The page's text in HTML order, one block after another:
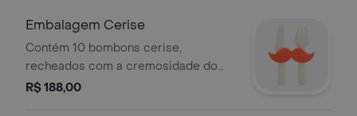
Embalagem Cerise
Contém 10 bombons cerise,
recheados com a cremosidade do
chocolate noir e uma cereja ao
R$ 188,00